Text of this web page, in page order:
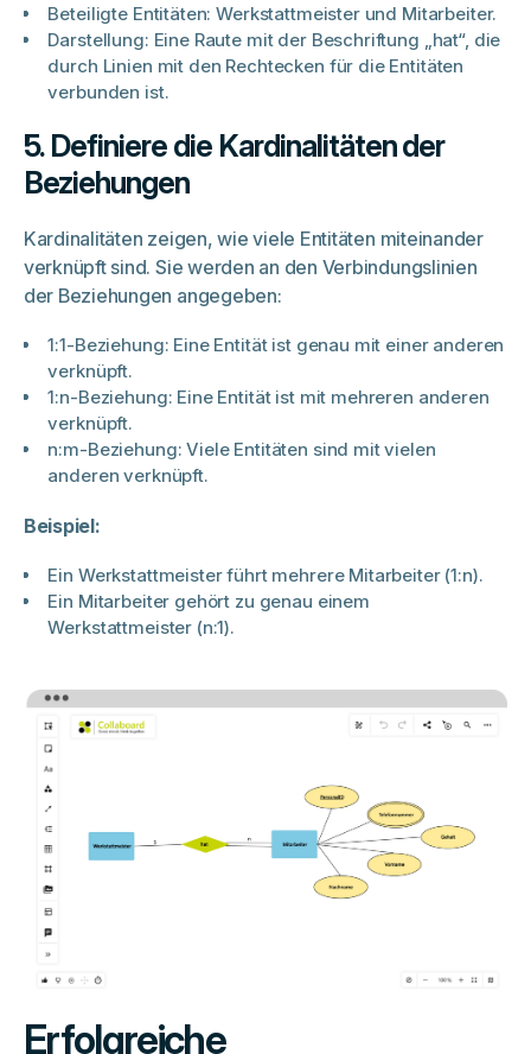
Beteiligte Entitäten: Werkstattmeister und Mitarbeiter.
Darstellung: Eine Raute mit der Beschriftung „hat“, die
durch Linien mit den Rechtecken für die Entitäten
verbunden ist.
5. Definiere die Kardinalitäten der
Beziehungen
Kardinalitäten zeigen, wie viele Entitäten miteinander
verknüpft sind. Sie werden an den Verbindungslinien
der Beziehungen angegeben:
1:1-Beziehung: Eine Entität ist genau mit einer anderen
verknüpft.
1:n-Beziehung: Eine Entität ist mit mehreren anderen
verknüpft.
n:m-Beziehung: Viele Entitäten sind mit vielen
anderen verknüpft.
Beispiel:
Ein Werkstattmeister führt mehrere Mitarbeiter (1:n).
Ein Mitarbeiter gehört zu genau einem
Werkstattmeister (n:1).
Erfolgreiche